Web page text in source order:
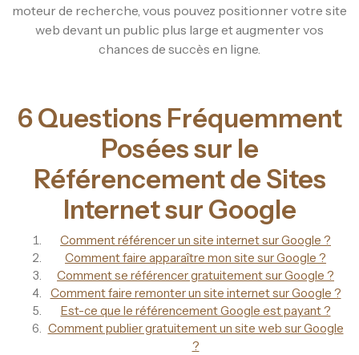
moteur de recherche, vous pouvez positionner votre site
web devant un public plus large et augmenter vos
chances de succès en ligne.
6 Questions Fréquemment
Posées sur le
Référencement de Sites
Internet sur Google
Comment référencer un site internet sur Google ?
Comment faire apparaître mon site sur Google ?
Comment se référencer gratuitement sur Google ?
Comment faire remonter un site internet sur Google ?
Est-ce que le référencement Google est payant ?
Comment publier gratuitement un site web sur Google
?